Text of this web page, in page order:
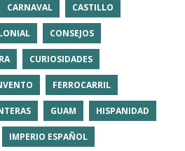
CARNAVAL CASTILLO
CONSEJOS
CURIOSIDADES
FERROCARRIL
GUAM HISPANIDAD
IMPERIO ESPAÑOL